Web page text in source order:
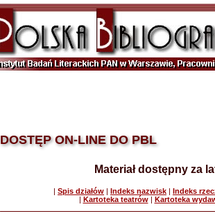
DOSTĘP ON-LINE DO PBL
Materiał dostępny za
| Spis działów | Indeks nazwisk | Indeks
| Kartoteka teatrów| Kartoteka